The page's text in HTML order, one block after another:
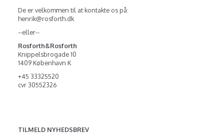
De er velkommen til at kontakte os på:
henrik@rosforth.dk
--eller--
Rosforth&Rosforth
Knippelsbrogade 10
1409 København K
+45 33325520
cvr 30552326
TILMELD NYHEDSBREV